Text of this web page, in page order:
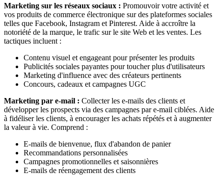
Marketing sur les réseaux sociaux : Promouvoir votre activité et
vos produits de commerce électronique sur des plateformes sociales
telles que Facebook, Instagram et Pinterest. Aide à accroître la
notoriété de la marque, le trafic sur le site Web et les ventes. Les
tactiques incluent :
Contenu visuel et engageant pour présenter les produits
Publicités sociales payantes pour toucher plus d'utilisateurs
Marketing d'influence avec des créateurs pertinents
Concours, cadeaux et campagnes UGC
Marketing par e-mail : Collecter les e-mails des clients et
développer les prospects via des campagnes par e-mail ciblées. Aide
à fidéliser les clients, à encourager les achats répétés et à augmenter
la valeur à vie. Comprend :
E-mails de bienvenue, flux d'abandon de panier
Recommandations personnalisées
Campagnes promotionnelles et saisonnières
E-mails de réengagement des clients